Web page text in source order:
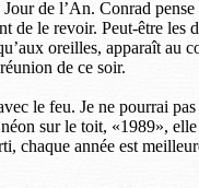
de l’An. Conrad
de le revoir. Peut-être les
oreilles, apparaît au
de ce soir.
le feu. Je ne pourrai
sur le toit, «1989»,
chaque année est